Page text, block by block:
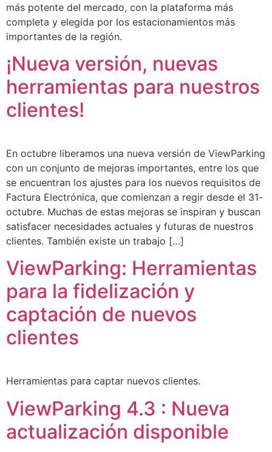
más potente del mercado, con la plataforma más
completa y elegida por los estacionamientos más
importantes de la región.
¡Nueva versión, nuevas
herramientas para nuestros
clientes!
En octubre liberamos una nueva versión de ViewParking
con un conjunto de mejoras importantes, entre los que
se encuentran los ajustes para los nuevos requisitos de
Factura Electrónica, que comienzan a regir desde el 31-
octubre. Muchas de estas mejoras se inspiran y buscan
satisfacer necesidades actuales y futuras de nuestros
clientes. También existe un trabajo […]
ViewParking: Herramientas
para la fidelización y
captación de nuevos
clientes
Herramientas para captar nuevos clientes.
ViewParking 4.3 : Nueva
actualización disponible